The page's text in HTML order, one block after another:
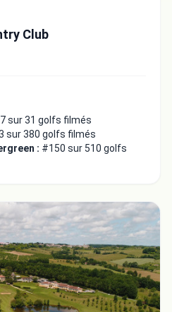
Club
sur 31 golfs filmés
sur 380 golfs filmés
: #150 sur 510 golfs